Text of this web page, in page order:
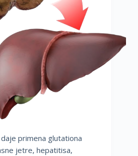
primena glutationa
jetre, hepatitisa,